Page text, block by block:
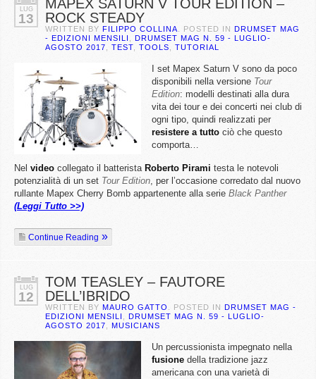
LUG
13
MAPEX SATURN V TOUR EDITION –
ROCK STEADY
WRITTEN BY FILIPPO COLLINA . POSTED IN DRUMSET MAG
- EDIZIONI MENSILI
DRUMSET MAG N. 59 - LUGLIO-
AGOSTO 2017
TEST TOOLS TUTORIAL
I set Mapex Saturn V sono da poco
disponibili nella versione Tour
Edition: modelli destinati alla dura
vita dei tour e dei concerti nei club di
ogni tipo, quindi realizzati per
resistere a tutto ciò che questo
comporta…
Nel video collegato il batterista Roberto Pirami testa le notevoli
potenzialità di un set Tour Edition, per l’occasione corredato dal nuovo
rullante Mapex Cherry Bomb appartenente alla serie Black Panther
(Leggi Tutto >>)
Continue Reading
LUG
12
TOM TEASLEY – FAUTORE
DELL’IBRIDO
WRITTEN BY MAURO GATTO . POSTED IN DRUMSET MAG -
EDIZIONI MENSILI
DRUMSET MAG N. 59 - LUGLIO-
AGOSTO 2017
MUSICIANS
Un percussionista impegnato nella
fusione della tradizione jazz
americana con una varietà di